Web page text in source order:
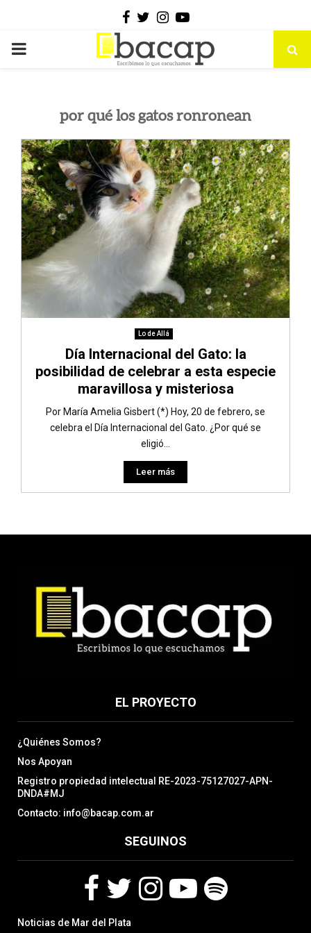
Facebook
Twitter
Instagram
Youtube
PRIMARY
por qué los gatos ronronean
Lo de Allá
Día Internacional del Gato: la
posibilidad de celebrar a esta especie
maravillosa y misteriosa
Por María Amelia Gisbert (*) Hoy, 20 de febrero, se
celebra el Día Internacional del Gato. ¿Por qué se
eligió...
Leer más
EL PROYECTO
¿Quiénes Somos?
Nos Apoyan
Registro propiedad intelectual RE-2023-75127027-APN-
DNDA#MJ
Contacto: info@bacap.com.ar
SEGUINOS
a
w
Noticias de Mar del Plata